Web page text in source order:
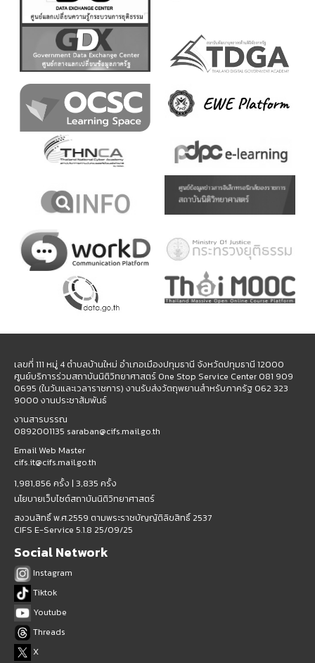
เลขที่ 111 หมู่ 4 ตำบลบ้านใหม่ อำเภอเมืองปทุมธานี จังหวัดปทุมธานี 12000
ศูนย์บริการร่วมสถาบันนิติวิทยาศาสตร์ One Stop Service Center 081 909
0695 (ในวันและเวลาราชการ) งานรับส่งวัตถุพยานสำหรับภาครัฐ 062 323
9000 งานประชาสัมพันธ์
งานสารบรรณ
0892001135 saraban@cifs.mail.go.th
Email Web Master
cifs.it@cifs.mail.go.th
1,981,856 ครั้ง | 3,835 ครั้ง
นโยบายเว็บไซต์สถาบันนิติวิทยาศาสตร์
สงวนสิทธิ์ พ.ศ.2559 ตามพระราชบัญญัติลิขสิทธิ์ 2537
CIFS E-Service 5.1.8 25/09/25
Social Network
Instagram
Tiktok
Youtube
Threads
X